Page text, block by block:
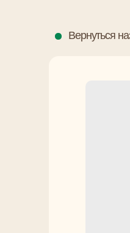
Вернуться назад